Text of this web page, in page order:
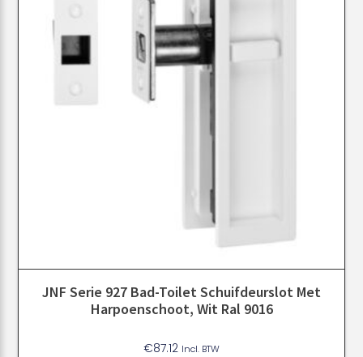
JNF Serie 927 Bad-Toilet Schuifdeurslot Met
Harpoenschoot, Wit Ral 9016
€87.12 Incl. BTW